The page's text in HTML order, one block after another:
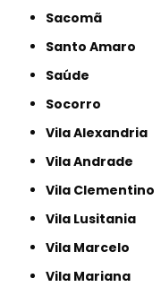
Sacomã
Santo Amaro
Saúde
Socorro
Vila Alexandria
Vila Andrade
Vila Clementino
Vila Lusitania
Vila Marcelo
Vila Mariana